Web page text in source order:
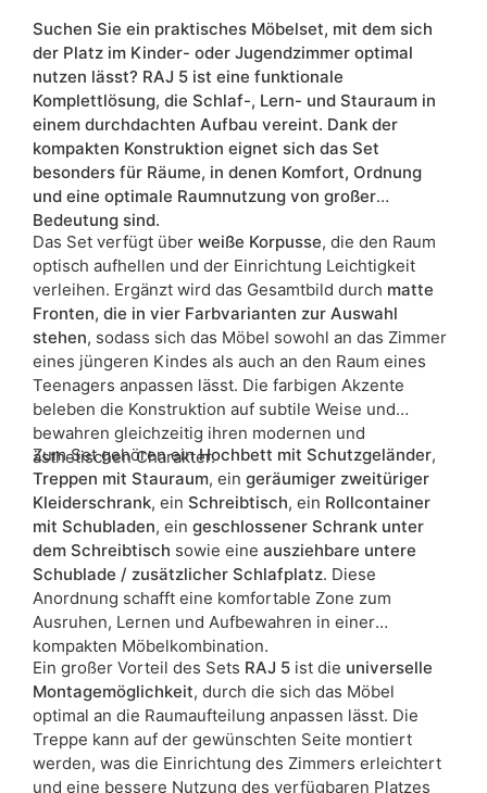
Breite 320cm
ean13 5906213921352
Liefertermin: 21 Werktage
Aufgrund des Produktionsprozesses und der
Materialeigenschaften sind Maßabweichungen von +/- 2–3 cm
möglich.
Suchen Sie ein praktisches Möbelset, mit dem sich
der Platz im Kinder- oder Jugendzimmer optimal
nutzen lässt? RAJ 5 ist eine funktionale
Komplettlösung, die Schlaf-, Lern- und Stauraum in
einem durchdachten Aufbau vereint. Dank der
kompakten Konstruktion eignet sich das Set
besonders für Räume, in denen Komfort, Ordnung
und eine optimale Raumnutzung von großer
Bedeutung sind.
Das Set verfügt über weiße Korpusse, die den Raum
optisch aufhellen und der Einrichtung Leichtigkeit
verleihen. Ergänzt wird das Gesamtbild durch matte
Fronten, die in vier Farbvarianten zur Auswahl
stehen, sodass sich das Möbel sowohl an das Zimmer
eines jüngeren Kindes als auch an den Raum eines
Teenagers anpassen lässt. Die farbigen Akzente
beleben die Konstruktion auf subtile Weise und
bewahren gleichzeitig ihren modernen und
ästhetischen Charakter.
Zum Set gehören einHochbett mit Schutzgeländer,
Treppen mit Stauraum, ein geräumiger zweitüriger
Kleiderschrank, ein Schreibtisch, ein Rollcontainer
mit Schubladen, ein geschlossener Schrank unter
dem Schreibtisch sowie eine ausziehbare untere
Schublade / zusätzlicher Schlafplatz. Diese
Anordnung schafft eine komfortable Zone zum
Ausruhen, Lernen und Aufbewahren in einer
kompakten Möbelkombination.
Ein großer Vorteil des Sets RAJ 5 ist die universelle
Montagemöglichkeit, durch die sich das Möbel
optimal an die Raumaufteilung anpassen lässt. Die
Treppe kann auf der gewünschten Seite montiert
werden, was die Einrichtung des Zimmers erleichtert
und eine bessere Nutzung des verfügbaren Platzes